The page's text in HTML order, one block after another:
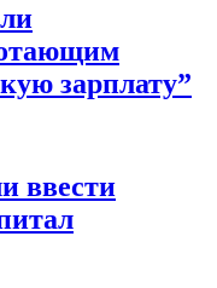
зарплату”
ввести